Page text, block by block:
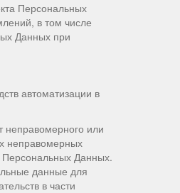
Персональных
в том числе
Данных при
автоматизации в
неправомерного или
неправомерных
Персональных Данных.
данные для
в части